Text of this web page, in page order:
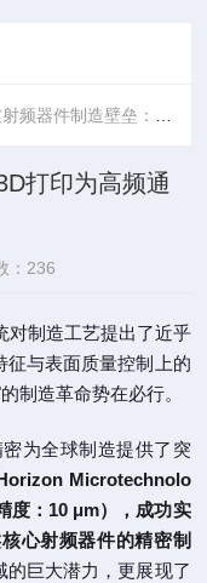
制造壁垒：微纳3D打印为高频通信铺就“高速路”
打印为高频通
：236
对制造工艺提出了近乎
征与表面质量控制上的
制造革命势在必行。
为全球制造提供了突
Microtechnolo
度：10 μm），成功实
心射频器件的精密制
的巨大潜力，更展现了